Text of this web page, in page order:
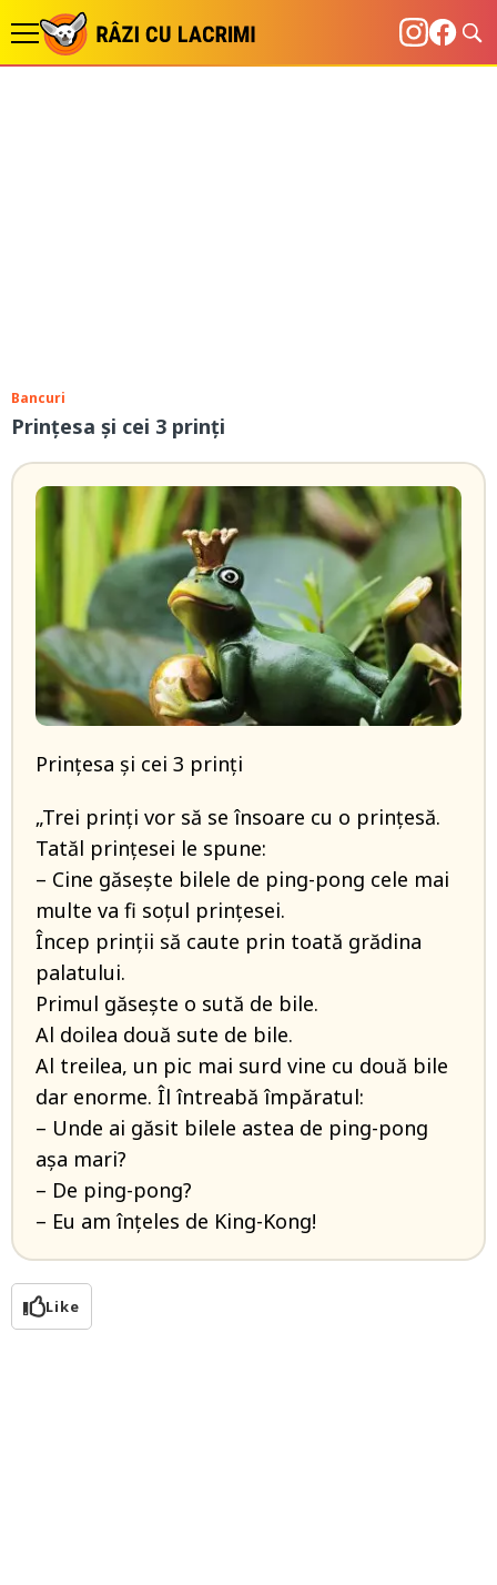
Bancuri
Prințesa și cei 3 prinți
Prințesa și cei 3 prinți
„Trei prinți vor să se însoare cu o prințesă.
Tatăl prințesei le spune:
– Cine găsește bilele de ping-pong cele mai
multe va fi soțul prințesei.
Încep prinții să caute prin toată grădina
palatului.
Primul găsește o sută de bile.
Al doilea două sute de bile.
Al treilea, un pic mai surd vine cu două bile
dar enorme. Îl întreabă împăratul:
– Unde ai găsit bilele astea de ping-pong
așa mari?
– De ping-pong?
– Eu am înțeles de King-Kong!
Like